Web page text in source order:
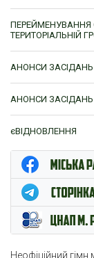
ПЕРЕЙМЕНУВАННЯ
ТЕРИТОРІАЛЬНІЙ
АНОНСИ
АНОНСИ ЗАСІДАНЬ
єВІДНОВЛЕННЯ
ЦНАП м. Ромни
Неофіційний гімн